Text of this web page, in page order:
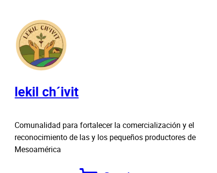
contenido
lekil ch´ivit
Comunalidad para fortalecer la comercialización y el
reconocimiento de las y los pequeños productores de
Mesoamérica